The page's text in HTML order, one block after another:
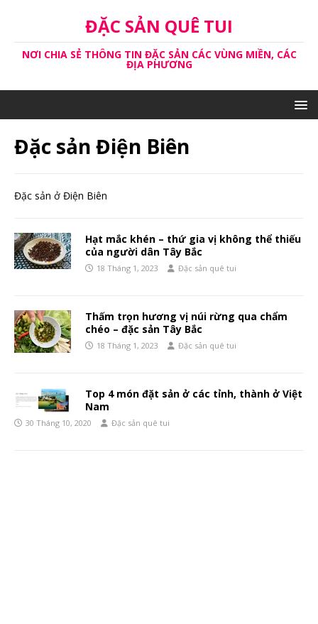
ĐẶC SẢN QUÊ TUI
NƠI CHIA SẺ THÔNG TIN ĐẶC SẢN CÁC VÙNG MIỀN, CÁC
ĐỊA PHƯƠNG
Đặc sản Điện Biên
Đặc sản ở Điện Biên
Hạt mắc khén – thứ gia vị không thể thiếu
của người dân Tây Bắc
18 Tháng 1, 2023 Đặc sản quê tui
Thấm trọn hương vị núi rừng qua chẩm
chéo – đặc sản Tây Bắc
18 Tháng 1, 2023 Đặc sản quê tui
Top 4 món đặt sản ở các tỉnh, thành ở Việt
Nam
30 Tháng 10, 2020 Đặc sản quê tui